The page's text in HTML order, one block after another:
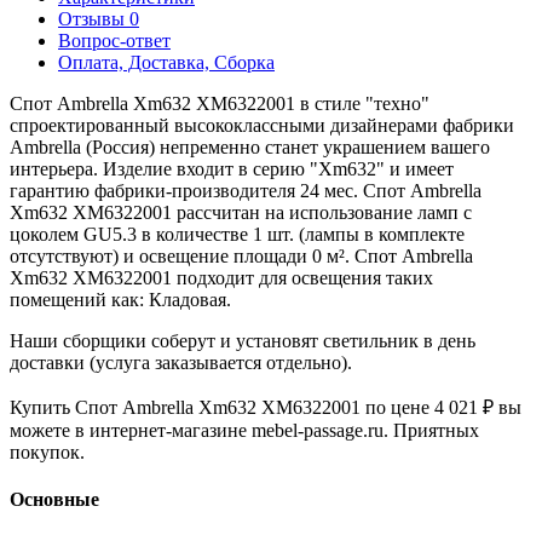
Отзывы 0
Вопрос-ответ
Оплата, Доставка, Сборка
Спот Ambrella Xm632 XM6322001 в стиле "техно"
спроектированный высококлассными дизайнерами фабрики
Ambrella (Россия) непременно станет украшением вашего
интерьера. Изделие входит в серию "Xm632" и имеет
гарантию фабрики-производителя 24 мес. Спот Ambrella
Xm632 XM6322001 рассчитан на использование ламп с
цоколем GU5.3 в количестве 1 шт. (лампы в комплекте
отсутствуют) и освещение площади 0 м². Спот Ambrella
Xm632 XM6322001 подходит для освещения таких
помещений как: Кладовая.
Наши сборщики соберут и установят светильник в день
доставки (услуга заказывается отдельно).
Купить Спот Ambrella Xm632 XM6322001 по цене 4 021 ₽ вы
можете в интернет-магазине mebel-passage.ru. Приятных
покупок.
Основные